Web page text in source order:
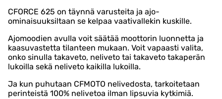
CFORCE 625 on täynnä varusteita ja ajo-
ominaisuuksiltaan se kelpaa vaativallekin kuskille.
Ajomoodien avulla voit säätää moottorin luonnetta ja
kaasuvastetta tilanteen mukaan. Voit vapaasti valita,
onko sinulla takaveto, neliveto tai takaveto takaperän
lukoilla sekä neliveto kaikilla lukoilla.
Ja kun puhutaan CFMOTO nelivedosta, tarkoitetaan
perinteistä 100% nelivetoa ilman lipsuvia kytkimiä.